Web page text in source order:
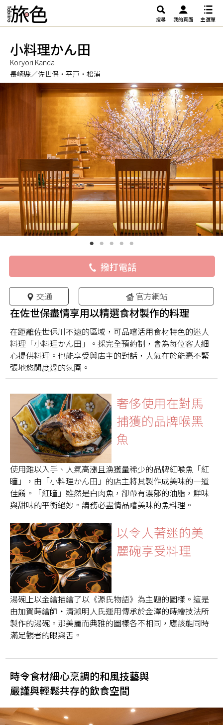
搜尋 我的頁面 主選單
小料理かん田
Koryori Kanda
長崎縣／佐世保・平戸・松浦
撥打電話
交通 官方網站
在佐世保盡情享用以精選食材製作的料理
在距離佐世保川不遠的區域，可品嚐活用食材特色的迷人
料理「小料理かん田」。採完全預約制，會為每位客人細
心提供料理。也能享受與店主的對話，人氣在於能毫不緊
張地悠閒度過的氛圍。
奢侈使用在對馬
捕獲的品牌喉黑
魚
使用難以入手、人氣高漲且漁獲量稀少的品牌紅喉魚「紅
瞳」，由「小料理かん田」的店主將其製作成美味的一道
佳餚。「紅瞳」雖然是白肉魚，卻帶有濃郁的油脂，鮮味
與甜味的平衡絕妙。請務必盡情品嚐美味的魚料理。
以令人著迷的美
麗碗享受料理
湯碗上以金繪描繪了以《源氏物語》為主題的圖樣。這是
由加賀蒔繪師・清瀨明人氏運用傳承於金澤的蒔繪技法所
製作的湯碗。那美麗而典雅的圖樣各不相同，應該能同時
滿足觀者的眼與舌。
時令食材細心烹調的和風技藝與
嚴謹與輕鬆共存的飲食空間